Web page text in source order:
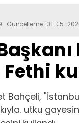
Güncelleme : 31-05-
Bahçeli,
utku